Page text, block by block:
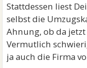
Stattdessen liest
selbst die
Ahnung, ob da
Vermutlich
ja auch die Firma